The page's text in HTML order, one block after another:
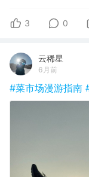
3 0
云稀星
6月前
#菜市场漫游指南